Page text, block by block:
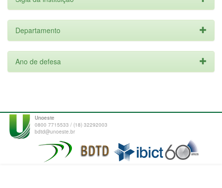
Departamento
Ano de defesa
Unoeste
0800 7715533 / (18) 32292003
bdtd@unoeste.br